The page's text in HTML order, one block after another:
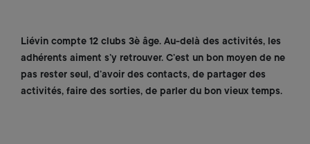
Liévin compte 12 clubs 3è âge. Au-delà des activités, les
adhérents aiment s’y retrouver. C’est un bon moyen de ne
pas rester seul, d’avoir des contacts, de partager des
activités, faire des sorties, de parler du bon vieux temps.